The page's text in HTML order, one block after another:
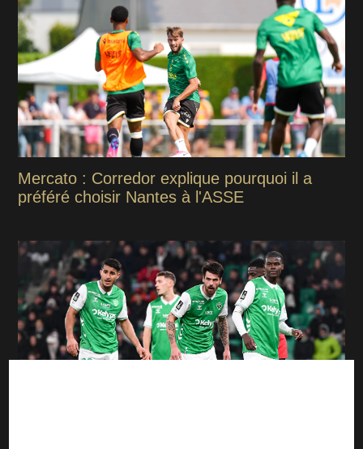
Mercato : Corredor explique pourquoi il a
préféré choisir Nantes à l'ASSE